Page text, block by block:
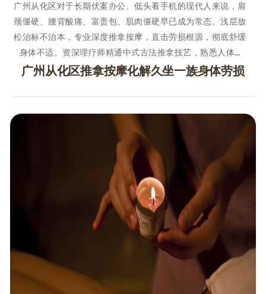
广州从化区对于长期伏案办公、低头看手机的现代人来说，肩
颈僵硬、腰背酸痛、富贵包、肌肉僵硬早已成为常态。浅层放
松治标不治本，专业深度推拿按摩，直击劳损根源，彻底舒缓
身体不适。资深理疗师精通中式古法推拿技艺，熟悉人体…
广州从化区推拿按摩化解久坐一族身体劳损